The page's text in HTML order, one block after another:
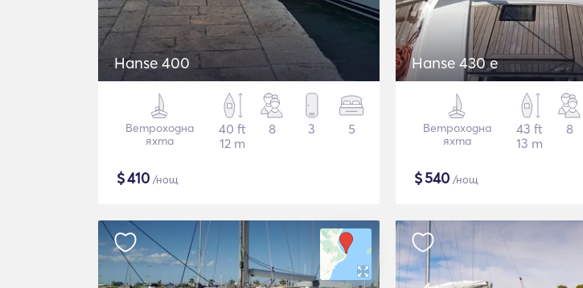
Hanse 400
Ветроходна
яхта
40 ft
12 m
8 3 5
$410 /нощ
Hanse 430 e
Ветроходна
яхта
43 ft
13 m
8
$540 /нощ